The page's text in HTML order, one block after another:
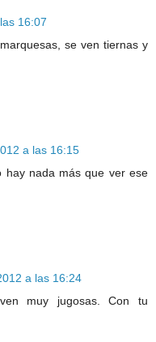
16:07
se ven tiernas y
a las 16:15
hay nada más que ver ese
a las 16:24
muy jugosas. Con tu